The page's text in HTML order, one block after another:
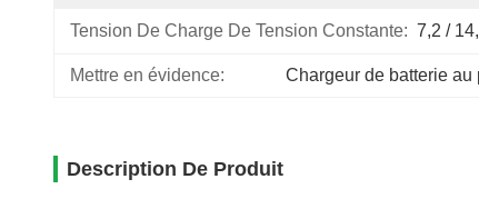
Tension De Charge De Tension Constante: 7,2 /
Mettre en évidence: Chargeur de batterie au
Description De Produit